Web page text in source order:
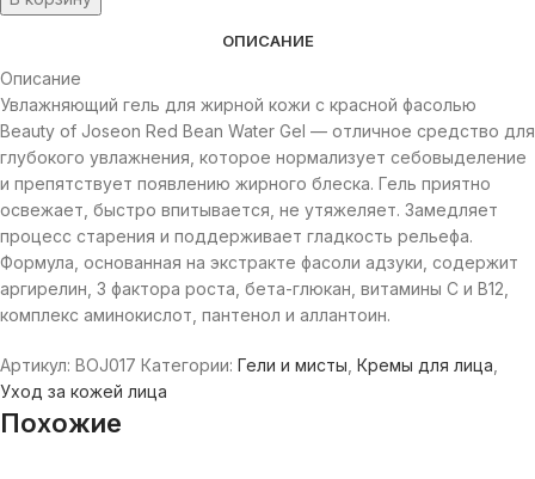
ОПИСАНИЕ
Описание
Увлажняющий гель для жирной кожи с красной фасолью
Beauty of Joseon Red Bean Water Gel — отличное средство для
глубокого увлажнения, которое нормализует себовыделение
и препятствует появлению жирного блеска. Гель приятно
освежает, быстро впитывается, не утяжеляет. Замедляет
процесс старения и поддерживает гладкость рельефа.
Формула, основанная на экстракте фасоли адзуки, содержит
аргирелин, 3 фактора роста, бета-глюкан, витамины C и B12,
комплекс аминокислот, пантенол и аллантоин.
Артикул: BOJ017 Категории: Гели и мисты Кремы для лица
Уход за кожей лица
Похожие